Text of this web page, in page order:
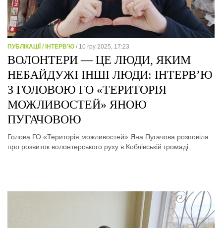
ПУБЛІКАЦІЇ / ІНТЕРВ’Ю / 10 гру 2025, 17:23
ВОЛОНТЕРИ — ЦЕ ЛЮДИ, ЯКИМ
НЕБАЙДУЖІ ІНШІ ЛЮДИ: ІНТЕРВ’Ю
З ГОЛОВОЮ ГО «ТЕРИТОРІЯ
МОЖЛИВОСТЕЙ» ЯНОЮ
ПУГАЧОВОЮ
Голова ГО «Територія можливостей» Яна Пугачова розповіла
про розвиток волонтерського руху в Коблівській громаді.